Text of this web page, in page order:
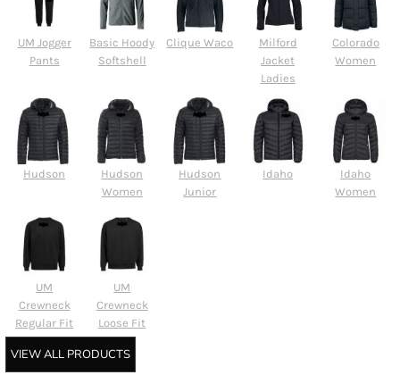
UM Jogger
Pants
Basic Hoody
Softshell
Clique Waco
Milford
Jacket
Ladies
Colorado
Women
Hudson
Hudson
Women
Hudson
Junior
Idaho
Idaho
Women
UM
Crewneck
Regular Fit
UM
Crewneck
Loose Fit
VIEW ALL PRODUCTS